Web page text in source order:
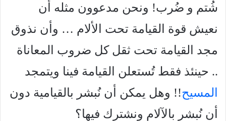
شُتم و ضُرب! ونحن مدعوون مثله أن
نعيش قوة القيامة تحت الألام … وأن نذوق
مجد القيامة تحت ثقل کل ضروب المعاناة
.. حينئذ فقط تُستعلن القيامة فينا ويتمجد
المسيح!! وهل يمكن أن نُبشر بالقيامية دون
أن نُبشر بالآلام ونشترك فيها؟